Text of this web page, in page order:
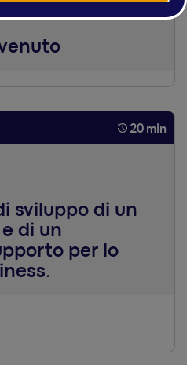
20 min
sviluppo di un
di un
per lo